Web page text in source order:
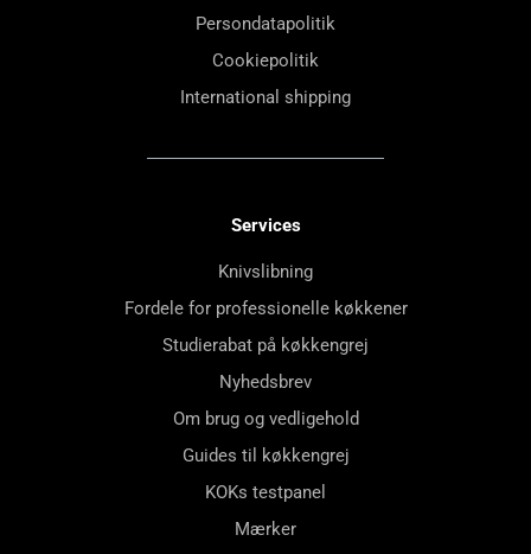
Persondatapolitik
Cookiepolitik
International shipping
Services
Knivslibning
Fordele for professionelle køkkener
Studierabat på køkkengrej
Nyhedsbrev
Om brug og vedligehold
Guides til køkkengrej
KOKs testpanel
Mærker